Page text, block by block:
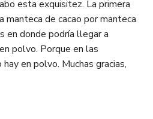
esta exquisitez. La primera
manteca de cacao por manteca
en donde podría llegar a
polvo. Porque en las
en polvo. Muchas gracias,